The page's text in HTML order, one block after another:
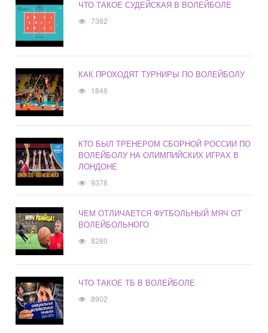
ЧТО ТАКОЕ СУДЕЙСКАЯ В ВОЛЕЙБОЛЕ
7382
КАК ПРОХОДЯТ ТУРНИРЫ ПО ВОЛЕЙБОЛУ
1846
КТО БЫЛ ТРЕНЕРОМ СБОРНОЙ РОССИИ ПО
ВОЛЕЙБОЛУ НА ОЛИМПИЙСКИХ ИГРАХ В
ЛОНДОНЕ
9378
ЧЕМ ОТЛИЧАЕТСЯ ФУТБОЛЬНЫЙ МЯЧ ОТ
ВОЛЕЙБОЛЬНОГО
8280
ЧТО ТАКОЕ ТБ В ВОЛЕЙБОЛЕ
8902